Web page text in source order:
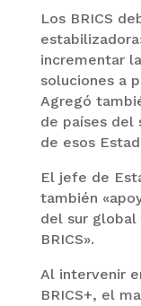
Los BRICS
incrementar
soluciones a
Agregó
de países del
de esos
El jefe de
también
del sur global
BRICS».
Al intervenir
BRICS+, el